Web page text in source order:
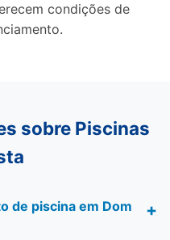
condições de
sobre Piscinas
de piscina em Dom